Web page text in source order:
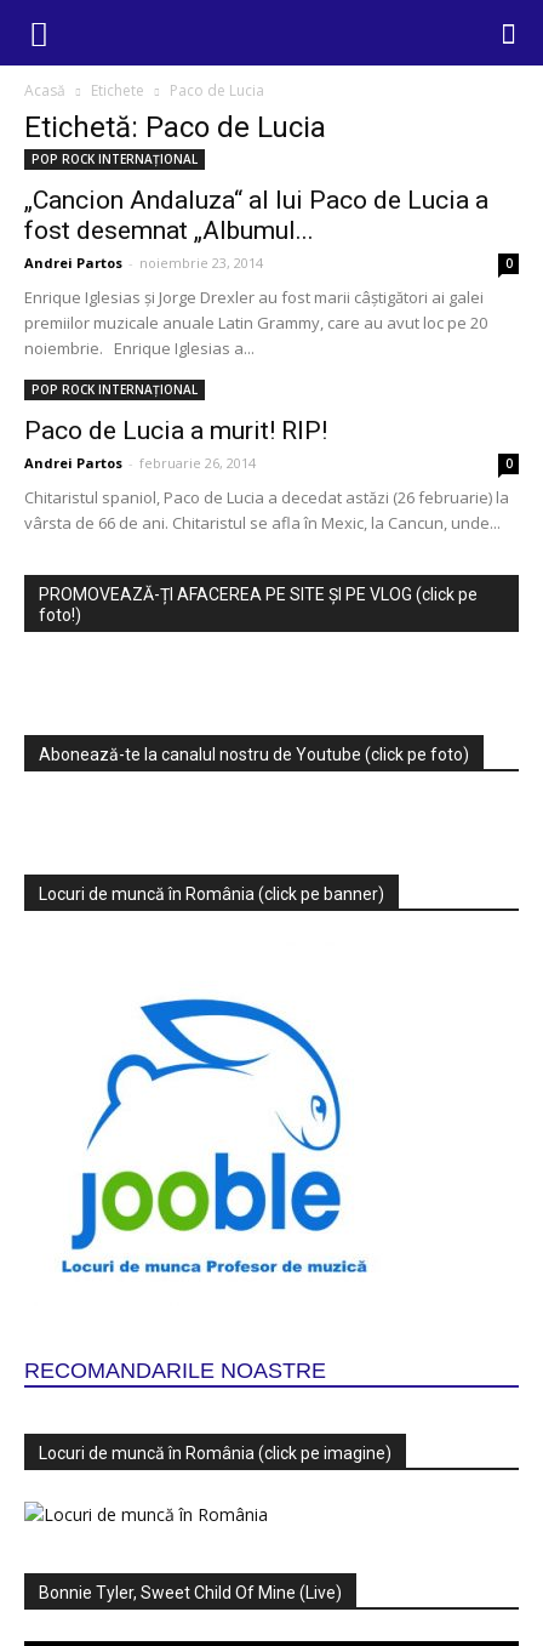
Acasă Etichete Paco de Lucia
Etichetă: Paco de Lucia
POP ROCK INTERNAȚIONAL
„Cancion Andaluza“ al lui Paco de Lucia a
fost desemnat „Albumul...
Andrei Partos - noiembrie 23, 2014 0
Enrique Iglesias şi Jorge Drexler au fost marii câştigători ai galei
premiilor muzicale anuale Latin Grammy, care au avut loc pe 20
noiembrie. Enrique Iglesias a...
POP ROCK INTERNAȚIONAL
Paco de Lucia a murit! RIP!
Andrei Partos - februarie 26, 2014 0
Chitaristul spaniol, Paco de Lucia a decedat astăzi (26 februarie) la
vârsta de 66 de ani. Chitaristul se afla în Mexic, la Cancun, unde...
PROMOVEAZĂ-ȚI AFACEREA PE SITE ȘI PE VLOG (click pe
foto!)
Abonează-te la canalul nostru de Youtube (click pe foto)
Locuri de muncă în România (click pe banner)
RECOMANDARILE NOASTRE
Locuri de muncă în România (click pe imagine)
Bonnie Tyler, Sweet Child Of Mine (Live)